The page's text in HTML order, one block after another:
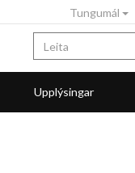
Tungumál
Upplýsingar